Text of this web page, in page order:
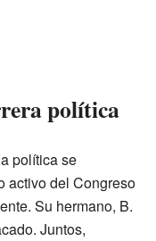
política
política se
activo del Congreso
Su hermano, B.
Juntos,